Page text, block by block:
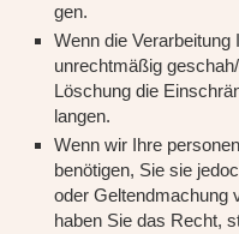
gen.
Wenn die
unrecht­mä­ßig
Löschung die
lan­gen.
Wenn wir Ihre
benö­ti­gen, Sie sie
oder Gel­tend­ma­chung
haben Sie das Recht,